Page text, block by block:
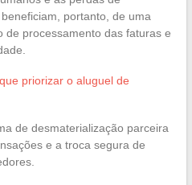
portanto, de uma
de processamento das faturas e
priorizar o aluguel de
de desmaterialização parceira
e a troca segura de